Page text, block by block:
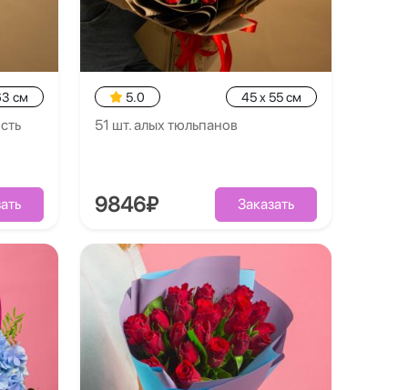
см 5.0 45 x 55 см
51 шт. алых тюльпанов
9846₽ Заказать